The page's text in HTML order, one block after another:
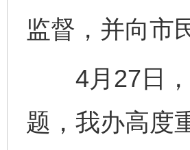
监督，并向市
4月27日，
题，我办高度